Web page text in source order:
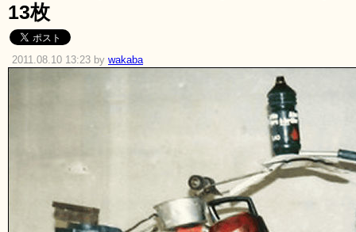
13枚
2011.08.10 13:23 by wakaba